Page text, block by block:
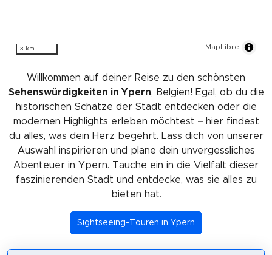
3 km MapLibre
Willkommen auf deiner Reise zu den schönsten
Sehenswürdigkeiten in Ypern, Belgien! Egal, ob du die
historischen Schätze der Stadt entdecken oder die
modernen Highlights erleben möchtest – hier findest
du alles, was dein Herz begehrt. Lass dich von unserer
Auswahl inspirieren und plane dein unvergessliches
Abenteuer in Ypern. Tauche ein in die Vielfalt dieser
faszinierenden Stadt und entdecke, was sie alles zu
bieten hat.
Sightseeing-Touren in Ypern